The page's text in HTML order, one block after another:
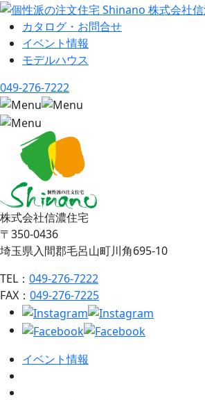
カタログ・お問合せ
イベント情報
モデルハウス
049-276-7222
株式会社信濃住宅
〒350-0436
埼玉県入間郡毛呂山町川角695-10
TEL： 049-276-7222
FAX： 049-276-7225
イベント情報